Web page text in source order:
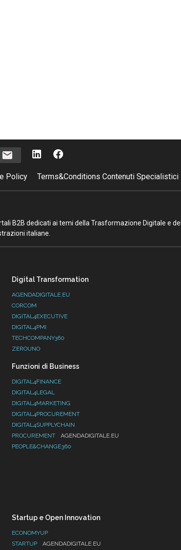
Policy Terms&Conditions Contenuti Specialistici
B2B dedicati ai temi della Trasformazione Digitale e
italiane.
Digital Transformation
AGENDADIGITALE.EU
CORCOM
DIGITAL4EXECUTIVE
DIGITAL4PMI
TECHCOMPANY360
ZEROUNO
Funzioni di Business
DIGITAL4FINANCE
DIGITAL4LEGAL
DIGITAL4MARKETING
DIGITAL4PROCUREMENT
DIGITAL4SUPPLYCHAIN
PROCUREMENT
AGENDADIGITALE.EU
PEOPLE&CHANGE360
Startup e Open Innovation
ECONOMYUP
STARTUP
AGENDADIGITALE.EU